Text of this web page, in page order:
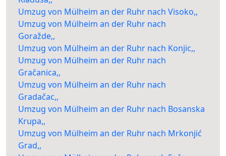
Umzug von Mülheim an der Ruhr nach Visoko,,
Umzug von Mülheim an der Ruhr nach
Goražde,,
Umzug von Mülheim an der Ruhr nach Konjic,,
Umzug von Mülheim an der Ruhr nach
Gračanica,,
Umzug von Mülheim an der Ruhr nach
Gradačac,,
Umzug von Mülheim an der Ruhr nach Bosanska
Krupa,,
Umzug von Mülheim an der Ruhr nach Mrkonjić
Grad,,